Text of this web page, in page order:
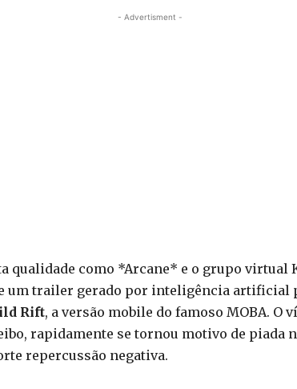
- Advertisment -
qualidade como *Arcane* e o grupo virtual
um trailer gerado por inteligência artificial
Rift, a versão mobile do famoso MOBA. O
rapidamente se tornou motivo de piada
repercussão negativa.